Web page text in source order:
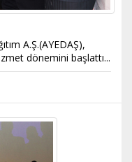
A.Ş.(AYEDAŞ),
dönemini başlattı...